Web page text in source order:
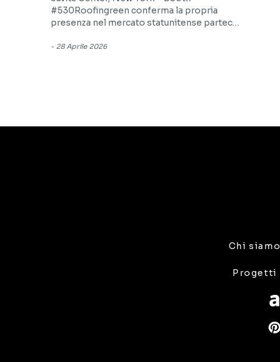
#530Roofingreen conferma la propria
presenza nel mercato statunitense partec…
- 28 Aprile 2026
Chi siamo
Progetti